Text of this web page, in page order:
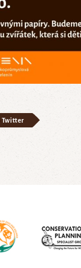
Twitter